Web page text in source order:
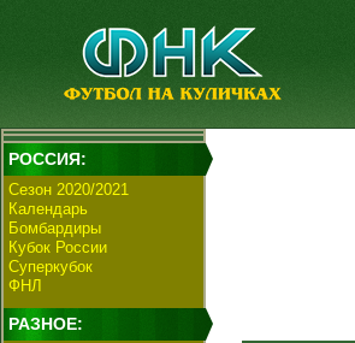
РОССИЯ:
Сезон 2020/2021
Календарь
Бомбардиры
Кубок России
Суперкубок
ФНЛ
РАЗНОЕ: